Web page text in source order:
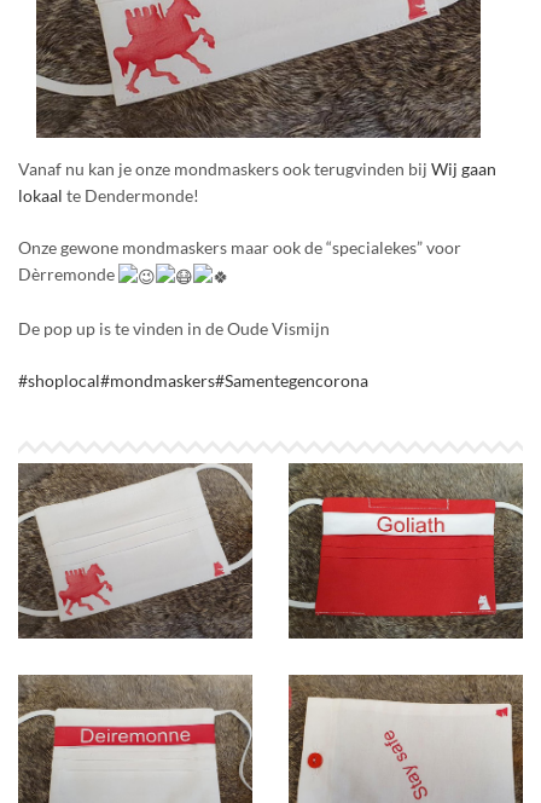
Vanaf nu kan je onze mondmaskers ook terugvinden bij Wij gaan
lokaal te Dendermonde!
Onze gewone mondmaskers maar ook de “specialekes” voor
Dèrremonde
De pop up is te vinden in de Oude Vismijn
#shoplocal#mondmaskers#Samentegencorona